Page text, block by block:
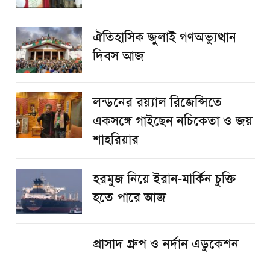
ঐতিহাসিক জুলাই গণঅভ্যুত্থান
দিবস আজ
লন্ডনের রয়্যাল রিজেন্সিতে
একসঙ্গে গাইছেন নচিকেতা ও জয়
শাহরিয়ার
হরমুজ নিয়ে ইরান-মার্কিন চুক্তি
হতে পারে আজ
প্রাসাদ গ্রুপ ও নর্দান এডুকেশন